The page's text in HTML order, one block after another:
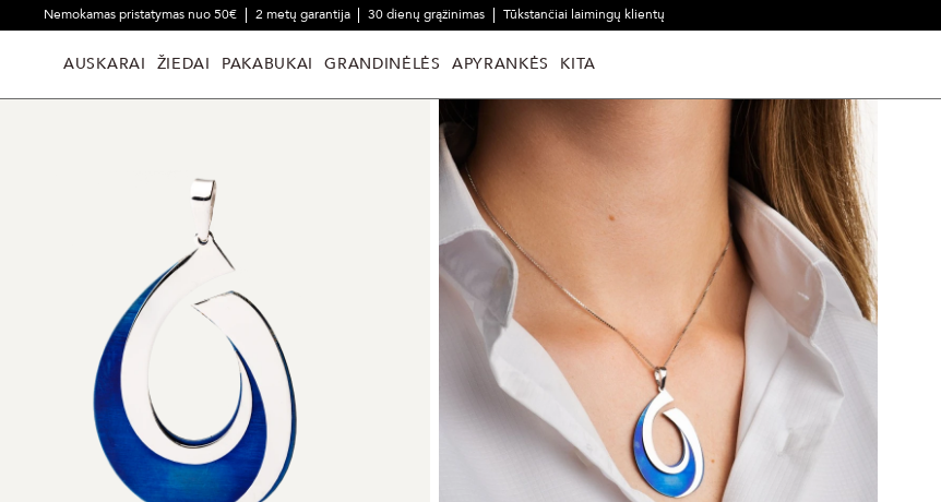
Nemokamas pristatymas nuo 50€ 2 metų garantija 30 dienų grąžinimas Tūkstančiai laimingų klientų
AUSKARAI ŽIEDAI PAKABUKAI GRANDINĖLĖS APYRANKĖS KITA